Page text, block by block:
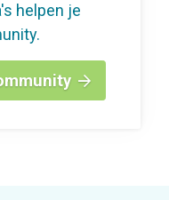
helpen je